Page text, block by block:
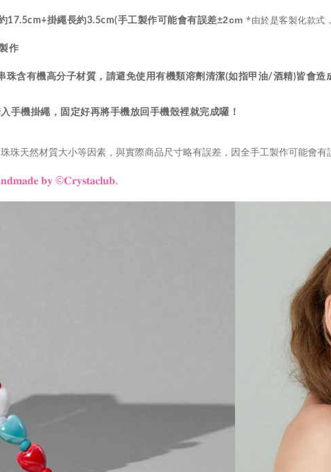
17.5cm+掛繩長約3.5cm(手工製作可能會有誤差±2cm *由於是客製化款式
作
珠含有機高分子材質，請避免使用有機類溶劑清潔(如指甲油/酒精)皆會
手機掛繩，固定好再將手機放回手機殼裡就完成囉！
珠天然材質大小等因素，與實際商品尺寸略有誤差，因全手工製作可能會
𝐛𝐲 ©𝐂𝐫𝐲𝐬𝐭𝐚𝐜𝐥𝐮𝐛.